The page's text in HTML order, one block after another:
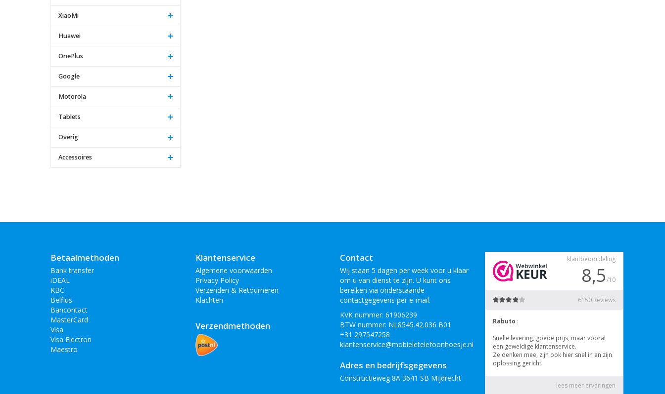
XiaoMi
Huawei
OnePlus
Google
Motorola
Tablets
Overig
Accessoires
Betaalmethoden
Bank transfer
iDEAL
KBC
Belfius
Bancontact
MasterCard
Visa
Visa Electron
Maestro
Klantenservice
Algemene voorwaarden
Privacy Policy
Verzenden & Retourneren
Klachten
Verzendmethoden
Contact
Wij staan 5 dagen per week voor u klaar
om u van dienst te zijn. U kunt ons
bereiken via onderstaande
contactgegevens per e-mail.
KVK nummer: 61906239
BTW nummer: NL8545.42.036 B01
+31 297547258
klantenservice@mobieletelefoonhoesje.nl
Adres en bedrijfsgegevens
Constructieweg 8A 3641 SB Mijdrecht